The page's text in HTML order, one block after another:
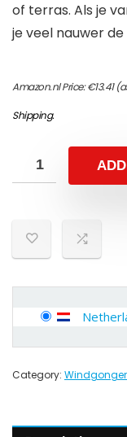
of terras. Als je
je veel nauwer
Amazon.nl Price:€13.41
Shipping.
Category: